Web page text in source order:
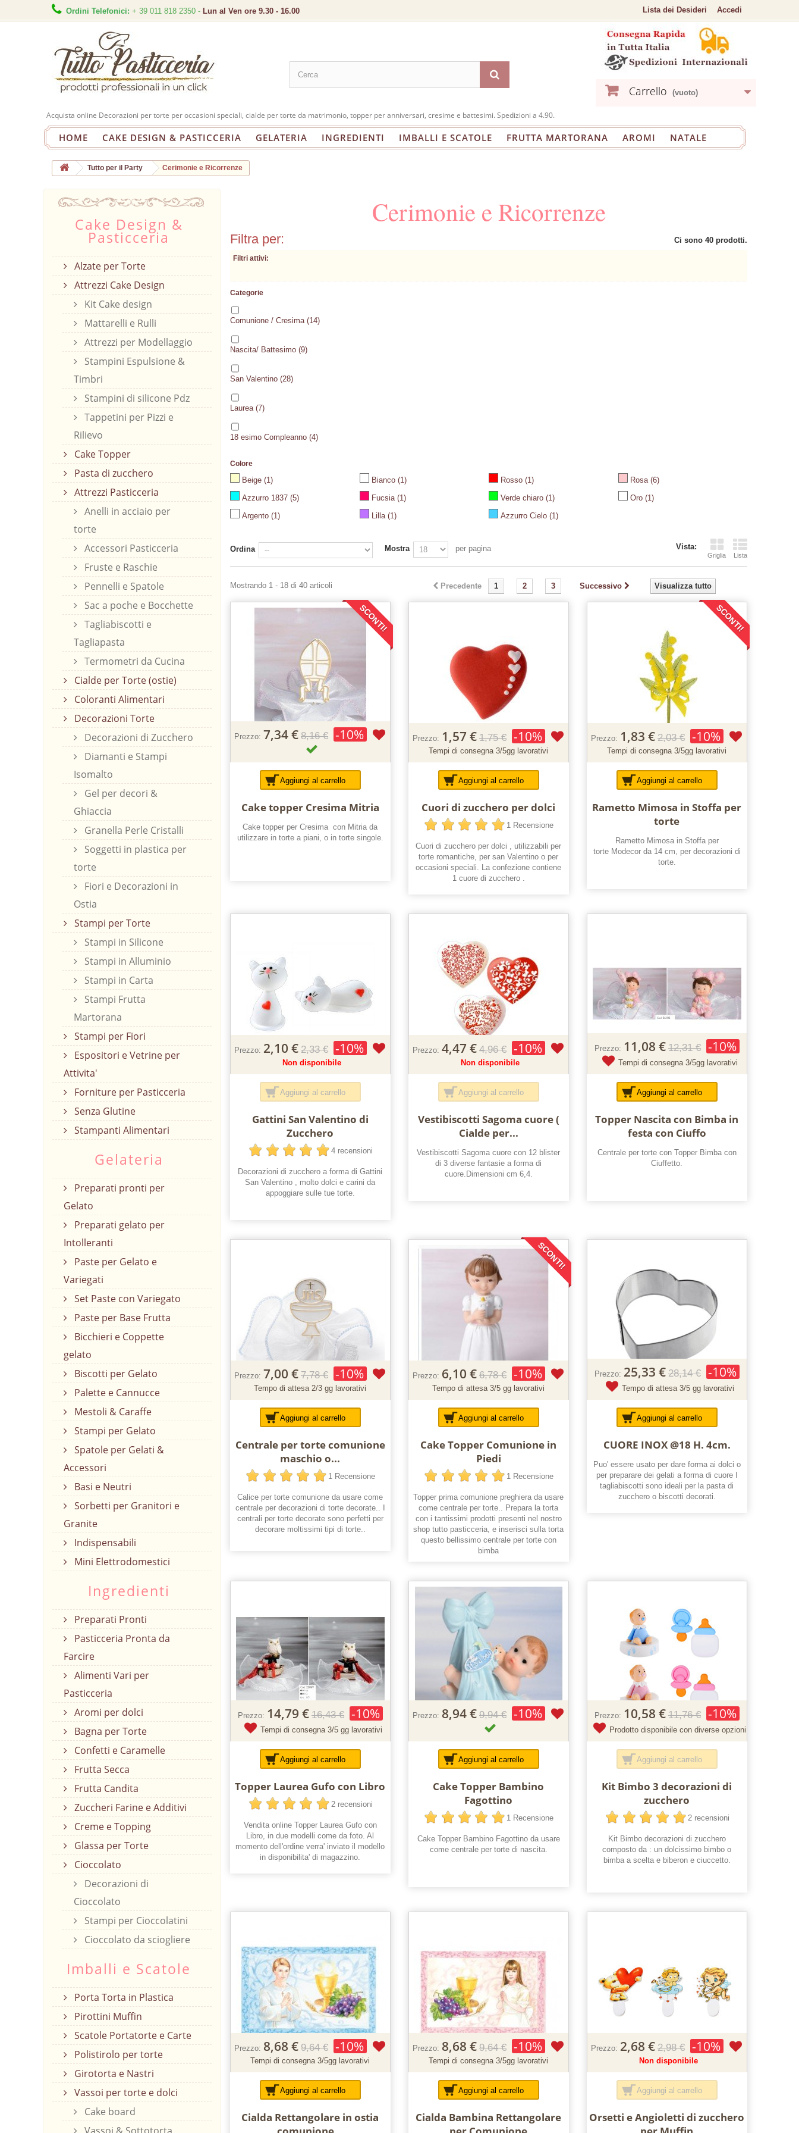
Accedi
Ordini Telefonici: + 39 011 818 2350 - Lun al Ven ore 9.30 - 16.00 Lista dei Desideri
Carrello (vuoto)
Acquista online Decorazioni per torte per occasioni speciali, cialde per torte da matrimonio, topper per anniversari, cresime e battesimi. Spedizioni a 4.90.
HOME CAKE DESIGN & PASTICCERIA GELATERIA INGREDIENTI IMBALLI E SCATOLE FRUTTA MARTORANA AROMI NATALE
Tutto per il Party Cerimonie e Ricorrenze
Cerimonie e Ricorrenze
Ci sono 40 prodotti.
Filtra per:
Filtri attivi:
Categorie
Comunione / Cresima(14)
Nascita/ Battesimo (9)
San Valentino (28)
Laurea(7)
18 esimo Compleanno (4)
Colore
Beige (1) Bianco(1) Rosso (1) Rosa(6)
Azzurro 1837 (5) Fucsia(1) Verde chiaro (1) Oro(1)
Argento (1) Lilla(1) Azzurro Cielo (1)
Vista:
Griglia Lista
Ordina Mostra per pagina
Visualizza tutto
Precedente 1 2 3 Successivo
Mostrando 1 - 18 di 40 articoli
Prezzo: 7,34 € 8,16 € -10%
SCONTI!
Aggiungi al carrello
Cake topper Cresima Mitria
Cake topper per Cresima con Mitria da
utilizzare in torte a piani, o in torte singole.
Prezzo: 1,57 € 1,75 € -10%
Tempi di consegna 3/5gg lavorativi
Aggiungi al carrello
Cuori di zucchero per dolci
1 Recensione
Cuori di zucchero per dolci , utilizzabili per
torte romantiche, per san Valentino o per
occasioni speciali. La confezione contiene
1 cuore di zucchero .
Prezzo: 1,83 € 2,03 € -10%
Tempi di consegna 3/5gg lavorativi
SCONTI!
Aggiungi al carrello
Rametto Mimosa in Stoffa per
torte
Rametto Mimosa in Stoffa per
torte Modecor da 14 cm, per decorazioni di
torte.
Prezzo: 2,10 € 2,33 € -10%
Non disponibile
Aggiungi al carrello
Gattini San Valentino di
Zucchero
4 recensioni
Decorazioni di zucchero a forma di Gattini
San Valentino , molto dolci e carini da
appoggiare sulle tue torte.
Prezzo: 4,47 € 4,96 € -10%
Non disponibile
Aggiungi al carrello
Vestibiscotti Sagoma cuore (
Cialde per...
Vestibiscotti Sagoma cuore con 12 blister
di 3 diverse fantasie a forma di
cuore.Dimensioni cm 6,4.
Prezzo: 11,08 € 12,31 € -10%
Tempi di consegna 3/5gg lavorativi
Aggiungi al carrello
Topper Nascita con Bimba in
festa con Ciuffo
Centrale per torte con Topper Bimba con
Ciuffetto.
Prezzo: 7,00 € 7,78 € -10%
Tempo di attesa 2/3 gg lavorativi
Aggiungi al carrello
Centrale per torte comunione
maschio o...
1 Recensione
Calice per torte comunione da usare come
centrale per decorazioni di torte decorate.. I
centrali per torte decorate sono perfetti per
decorare moltissimi tipi di torte..
Prezzo: 6,10 € 6,78 € -10%
Tempo di attesa 3/5 gg lavorativi
SCONTI!
Aggiungi al carrello
Cake Topper Comunione in
Piedi
1 Recensione
Topper prima comunione preghiera da usare
come centrale per torte.. Prepara la torta
con i tantissimi prodotti presenti nel nostro
shop tutto pasticceria, e inserisci sulla torta
questo bellissimo centrale per torte con
bimba
Prezzo: 25,33 € 28,14 € -10%
Tempo di attesa 3/5 gg lavorativi
Aggiungi al carrello
CUORE INOX @18 H. 4cm.
Puo' essere usato per dare forma ai dolci o
per preparare dei gelati a forma di cuore I
tagliabiscotti sono ideali per la pasta di
zucchero o biscotti decorati.
Prezzo: 14,79 € 16,43 € -10%
Tempi di consegna 3/5 gg lavorativi
Aggiungi al carrello
Topper Laurea Gufo con Libro
2 recensioni
Vendita online Topper Laurea Gufo con
Libro, in due modelli come da foto. Al
momento dell'ordine verra' inviato il modello
in disponibilita' di magazzino.
Prezzo: 8,94 € 9,94 € -10%
Aggiungi al carrello
Cake Topper Bambino
Fagottino
1 Recensione
Cake Topper Bambino Fagottino da usare
come centrale per torte di nascita.
Prezzo: 10,58 € 11,76 € -10%
Prodotto disponibile con diverse opzioni
Aggiungi al carrello
Kit Bimbo 3 decorazioni di
zucchero
2 recensioni
Kit Bimbo decorazioni di zucchero
composto da : un dolcissimo bimbo o
bimba a scelta e biberon e ciuccetto.
Prezzo: 8,68 € 9,64 € -10%
Tempi di consegna 3/5gg lavorativi
Aggiungi al carrello
Cialda Rettangolare in ostia
Prezzo: 8,68 € 9,64 € -10%
Tempi di consegna 3/5gg lavorativi
Aggiungi al carrello
Cialda Bambina Rettangolare
Prezzo: 2,68 € 2,98 € -10%
Non disponibile
Aggiungi al carrello
Orsetti e Angioletti di zucchero
Cake Design &
Pasticceria
Alzate per Torte
Attrezzi Cake Design
Kit Cake design
Mattarelli e Rulli
Attrezzi per Modellaggio
Stampini Espulsione &
Timbri
Stampini di silicone Pdz
Tappetini per Pizzi e
Rilievo
Cake Topper
Pasta di zucchero
Attrezzi Pasticceria
Anelli in acciaio per
torte
Accessori Pasticceria
Fruste e Raschie
Pennelli e Spatole
Sac a poche e Bocchette
Tagliabiscotti e
Tagliapasta
Termometri da Cucina
Cialde per Torte (ostie)
Coloranti Alimentari
Decorazioni Torte
Decorazioni di Zucchero
Diamanti e Stampi
Isomalto
Gel per decori &
Ghiaccia
Granella Perle Cristalli
Soggetti in plastica per
torte
Fiori e Decorazioni in
Ostia
Stampi per Torte
Stampi in Silicone
Stampi in Alluminio
Stampi in Carta
Stampi Frutta
Martorana
Stampi per Fiori
Espositori e Vetrine per
Attivita'
Forniture per Pasticceria
Senza Glutine
Stampanti Alimentari
Gelateria
Preparati pronti per
Gelato
Preparati gelato per
Intolleranti
Paste per Gelato e
Variegati
Set Paste con Variegato
Paste per Base Frutta
Bicchieri e Coppette
gelato
Biscotti per Gelato
Palette e Cannucce
Mestoli & Caraffe
Stampi per Gelato
Spatole per Gelati &
Accessori
Basi e Neutri
Sorbetti per Granitori e
Granite
Indispensabili
Mini Elettrodomestici
Ingredienti
Preparati Pronti
Pasticceria Pronta da
Farcire
Alimenti Vari per
Pasticceria
Aromi per dolci
Bagna per Torte
Confetti e Caramelle
Frutta Secca
Frutta Candita
Zuccheri Farine e Additivi
Creme e Topping
Glassa per Torte
Cioccolato
Decorazioni di
Cioccolato
Stampi per Cioccolatini
Cioccolato da sciogliere
Imballi e Scatole
Porta Torta in Plastica
Pirottini Muffin
Scatole Portatorte e Carte
Polistirolo per torte
Girotorta e Nastri
Vassoi per torte e dolci
Cake board